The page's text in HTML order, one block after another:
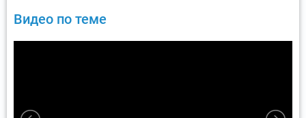
Видео по теме